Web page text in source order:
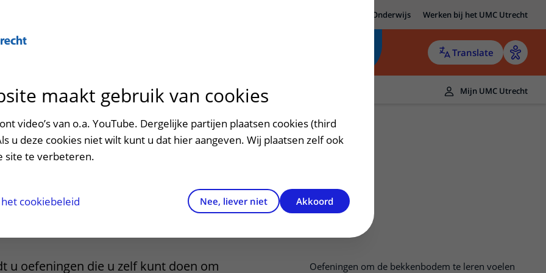
Onderwijs Werken bij het UMC Utrecht
Translate
patiëntportaal
het ziekenhuis
en voorzieningen
en veiligheid
Contact en route
Contactgegevens
Contact met polikliniek
Verwijzers
Teleconsult aanvragen
Zorgverlenersportaal
Mijn UMC Utrecht
ter
van de
Oefeningen om de bekkenbodem te leren voelen
u oefeningen die u zelf kunt doen om
maakt gebruik van cookies
video’s van o.a. YouTube. Dergelijke partijen plaatsen cookies (third
u deze cookies niet wilt kunt u dat hier aangeven. Wij plaatsen zelf ook
site te verbeteren.
cookiebeleid Nee, liever niet Akkoord